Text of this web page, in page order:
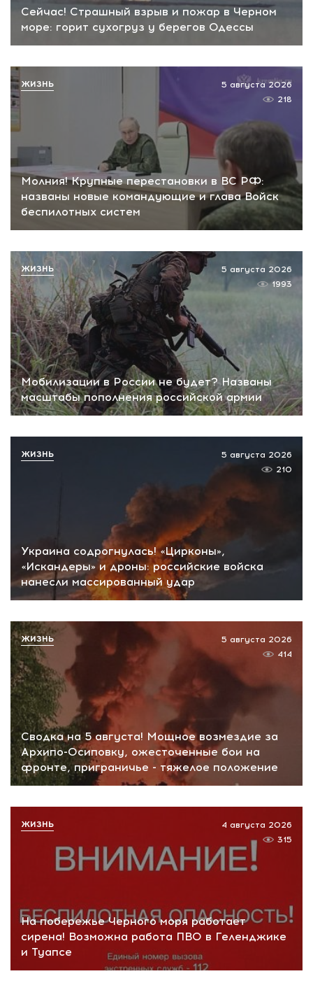
Сейчас! Страшный взрыв и пожар в Черном
море: горит сухогруз у берегов Одессы
Молния! Крупные перестановки в ВС РФ:
названы новые командующие и глава Войск
беспилотных систем
5 августа 2026
218
ЖИЗНЬ
Мобилизации в России не будет? Названы
масштабы пополнения российской армии
5 августа 2026
1993
ЖИЗНЬ
Украина содрогнулась! «Цирконы»,
«Искандеры» и дроны: российские войска
нанесли массированный удар
5 августа 2026
210
ЖИЗНЬ
Сводка на 5 августа! Мощное возмездие за
Архипо-Осиповку, ожесточенные бои на
фронте, приграничье - тяжелое положение
5 августа 2026
414
ЖИЗНЬ
На побережье Черного моря работает
сирена! Возможна работа ПВО в Геленджике
и Туапсе
4 августа 2026
315
ЖИЗНЬ